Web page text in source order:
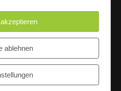
UNITAS eG [Scholz & Heinz]
ablehnen